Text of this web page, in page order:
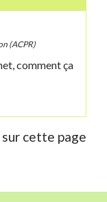
(ACPR)
comment ça
cette page